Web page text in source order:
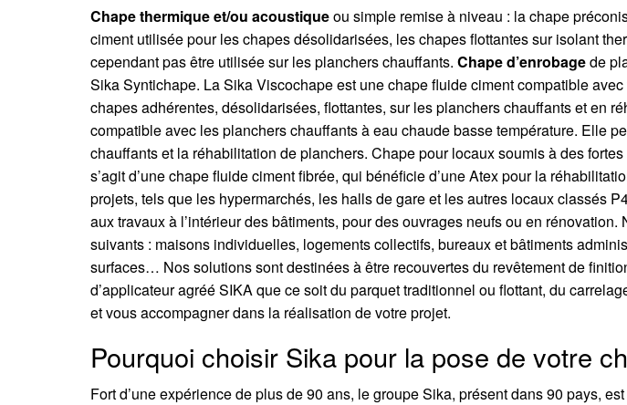
Chape thermique et/ou acoustiqueou simple remise à niveau : la chape
ciment utilisée pour les chapes désolidarisées, les chapes flottantes sur isolant
cependant pas être utilisée sur les planchers chauffants. Chape d’enrobagede
Sika Syntichape. La Sika Viscochape est une chape fluide ciment compatible
chapes adhérentes, désolidarisées, flottantes, sur les planchers chauffants et en
compatible avec les planchers chauffants à eau chaude basse température. Elle
chauffants et la réhabilitation de planchers. Chape pour locaux soumis à des
s’agit d’une chape fluide ciment fibrée, qui bénéficie d’une Atex pour la
projets, tels que les hypermarchés, les halls de gare et les autres locaux classés
aux travaux à l’intérieur des bâtiments, pour des ouvrages neufs ou en
suivants : maisons individuelles, logements collectifs, bureaux et bâtiments
surfaces… Nos solutions sont destinées à être recouvertes du revêtement de
d’applicateur agréé SIKA que ce soit du parquet traditionnel ou flottant, du
et vous accompagner dans la réalisation de votre projet.
Pourquoi choisir Sika pour la pose de votre
Fort d’une expérience de plus de 90 ans, le groupe Sika, présent dans 90 pays,